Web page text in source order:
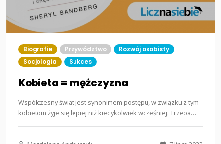
Biografie Przywództwo
Rozwój osobisty
Socjologia
Sukces
Kobieta = mężczyzna
Współczesny świat jest synonimem postępu, w związku z tym
kobietom żyje się lepiej niż kiedykolwiek wcześniej. Trzeba